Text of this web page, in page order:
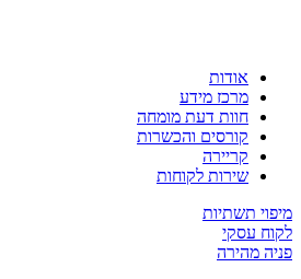
אודות
מרכז מידע
חוות דעת מומחה
קורסים והכשרות
קריירה
שירות לקוחות
מיפוי תשתיות
לקוח עסקי
פניה מהירה